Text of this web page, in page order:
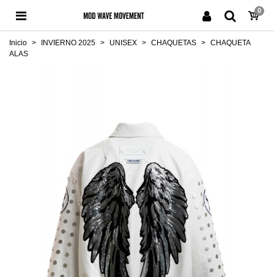
0
Inicio > INVIERNO 2025 > UNISEX > CHAQUETAS > CHAQUETA
ALAS